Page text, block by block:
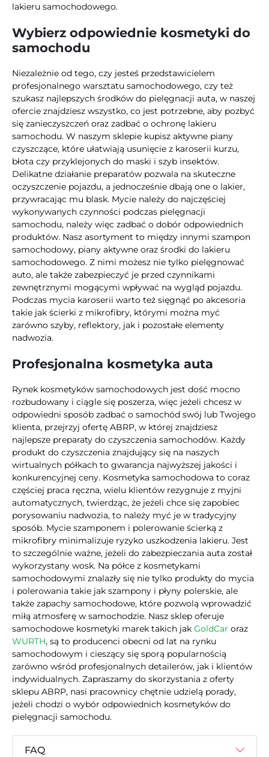
lakieru samochodowego.
Wybierz odpowiednie kosmetyki do
samochodu
Niezależnie od tego, czy jesteś przedstawicielem
profesjonalnego warsztatu samochodowego, czy też
szukasz najlepszych środków do pielęgnacji auta, w naszej
ofercie znajdziesz wszystko, co jest potrzebne, aby pozbyć
się zanieczyszczeń oraz zadbać o ochronę lakieru
samochodu. W naszym sklepie kupisz aktywne piany
czyszczące, które ułatwiają usunięcie z karoserii kurzu,
błota czy przyklejonych do maski i szyb insektów.
Delikatne działanie preparatów pozwala na skuteczne
oczyszczenie pojazdu, a jednocześnie dbają one o lakier,
przywracając mu blask. Mycie należy do najczęściej
wykonywanych czynności podczas pielęgnacji
samochodu, należy więc zadbać o dobór odpowiednich
produktów. Nasz asortyment to między innymi szampon
samochodowy, piany aktywne oraz środki do lakieru
samochodowego. Z nimi możesz nie tylko pielęgnować
auto, ale także zabezpieczyć je przed czynnikami
zewnętrznymi mogącymi wpływać na wygląd pojazdu.
Podczas mycia karoserii warto też sięgnąć po akcesoria
takie jak ścierki z mikrofibry, którymi można myć
zarówno szyby, reflektory, jak i pozostałe elementy
nadwozia.
Profesjonalna kosmetyka auta
Rynek kosmetyków samochodowych jest dość mocno
rozbudowany i ciągle się poszerza, więc jeżeli chcesz w
odpowiedni sposób zadbać o samochód swój lub Twojego
klienta, przejrzyj ofertę ABRP, w której znajdziesz
najlepsze preparaty do czyszczenia samochodów. Każdy
produkt do czyszczenia znajdujący się na naszych
wirtualnych półkach to gwarancja najwyższej jakości i
konkurencyjnej ceny. Kosmetyka samochodowa to coraz
częściej praca ręczna, wielu klientów rezygnuje z myjni
automatycznych, twierdząc, że jeżeli chce się zapobiec
porysowaniu nadwozia, to należy myć je w tradycyjny
sposób. Mycie szamponem i polerowanie ścierką z
mikrofibry minimalizuje ryzyko uszkodzenia lakieru. Jest
to szczególnie ważne, jeżeli do zabezpieczania auta został
wykorzystany wosk. Na półce z kosmetykami
samochodowymi znalazły się nie tylko produkty do mycia
i polerowania takie jak szampony i płyny polerskie, ale
także zapachy samochodowe, które pozwolą wprowadzić
miłą atmosferę w samochodzie. Nasz sklep oferuje
samochodowe kosmetyki marek takich jak GoldCar oraz
WURTH, są to producenci obecni od lat na rynku
samochodowym i cieszący się sporą popularnością
zarówno wśród profesjonalnych detailerów, jak i klientów
indywidualnych. Zapraszamy do skorzystania z oferty
sklepu ABRP, nasi pracownicy chętnie udzielą porady,
jeżeli chodzi o wybór odpowiednich kosmetyków do
pielęgnacji samochodu.
FAQ